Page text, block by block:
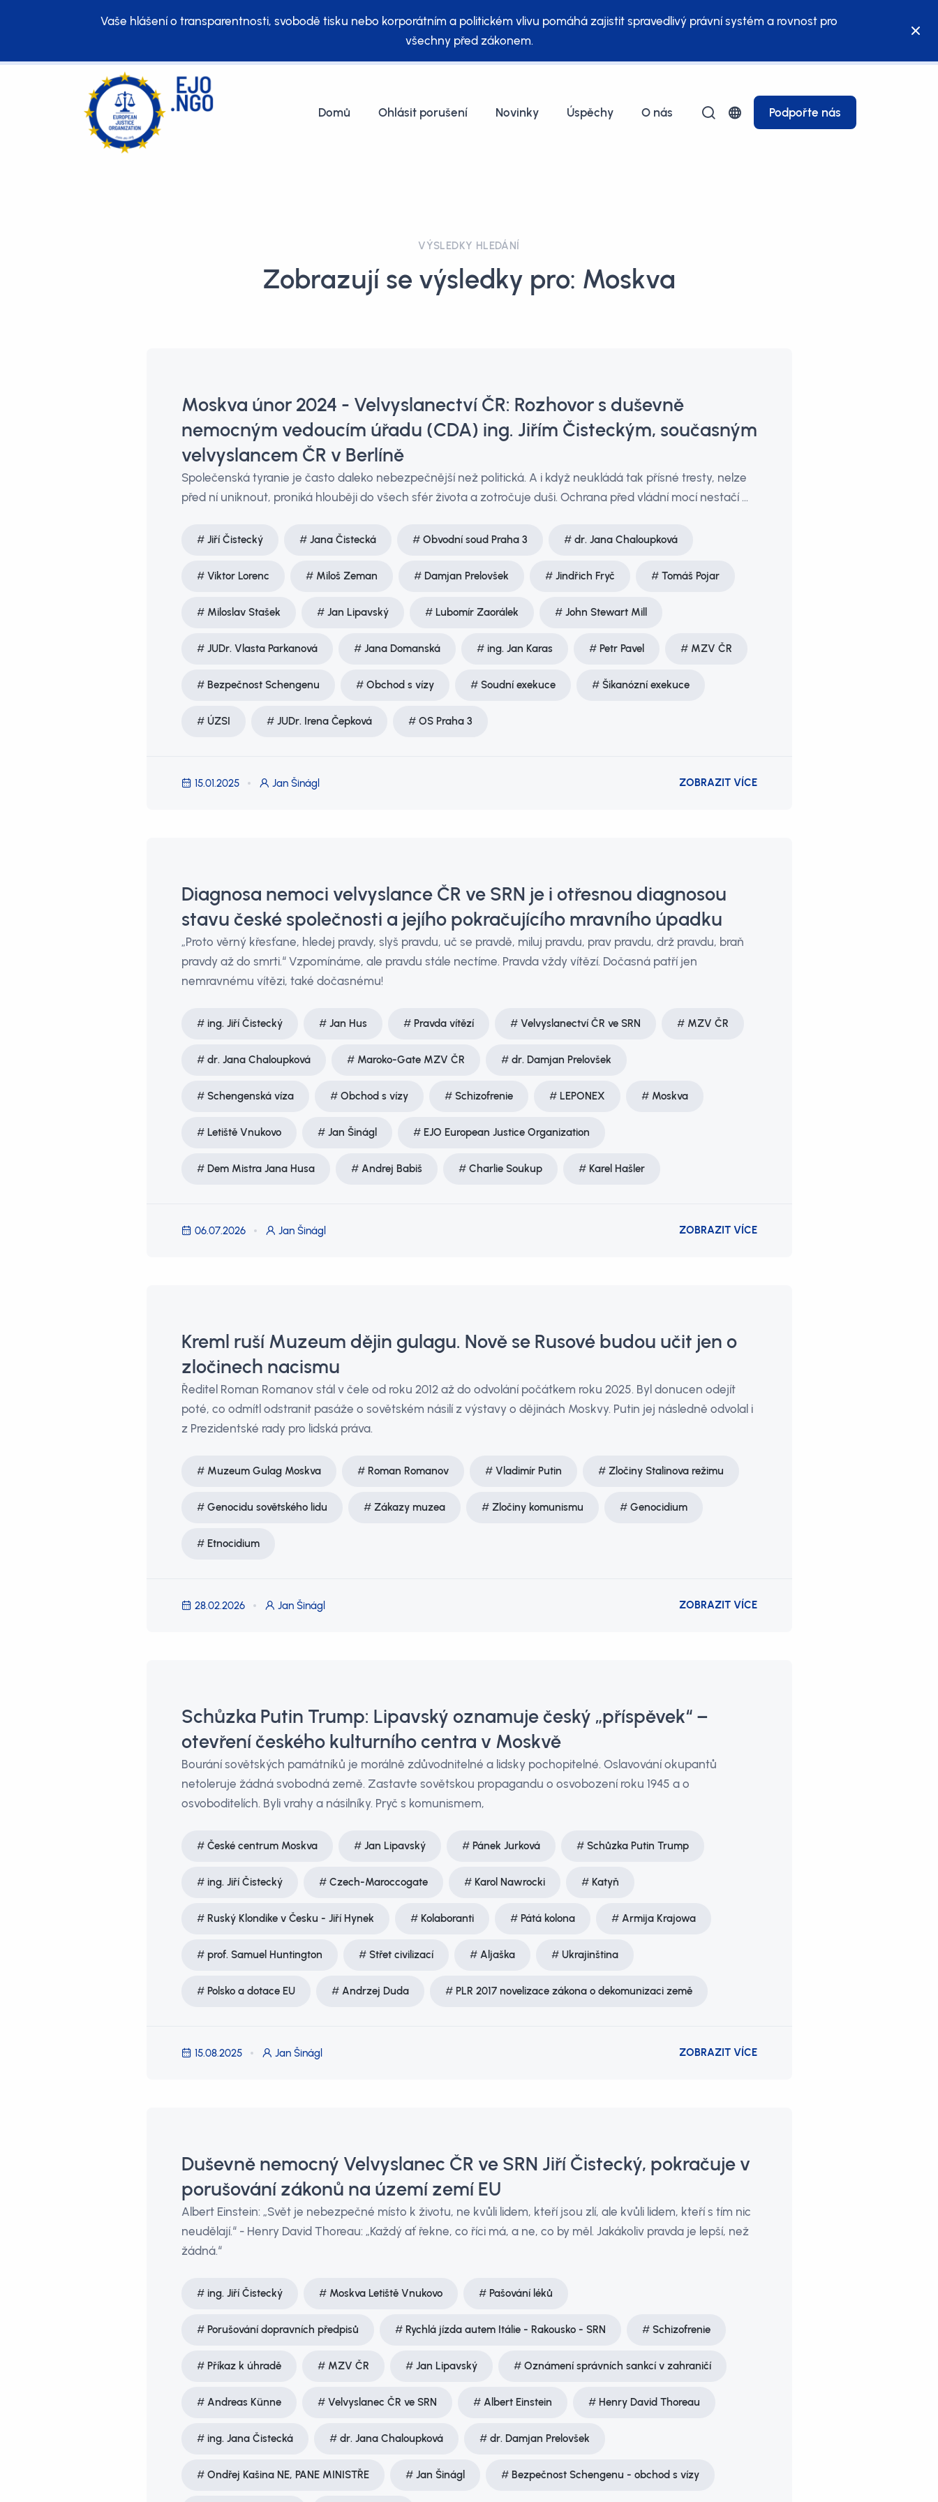
Vaše hlášení o transparentnosti, svobodě tisku nebo korporátním a politickém vlivu pomáhá zajistit spravedlivý právní systém a rovnost pro
všechny před zákonem.
Domů Ohlásit porušení Novinky Úspěchy O nás Podpořte nás
VÝSLEDKY HLEDÁNÍ
Zobrazují se výsledky pro: Moskva
Moskva únor 2024 - Velvyslanectví ČR: Rozhovor s duševně
nemocným vedoucím úřadu (CDA) ing. Jiřím Čisteckým, současným
velvyslancem ČR v Berlíně
Společenská tyranie je často daleko nebezpečnější než politická. A i když neukládá tak přísné tresty, nelze
před ní uniknout, proniká hlouběji do všech sfér života a zotročuje duši. Ochrana před vládní mocí nestačí ...
Jiří Čistecký Jana Čistecká Obvodní soud Praha 3 dr. Jana Chaloupková
Viktor Lorenc Miloš Zeman Damjan Prelovšek Jindřich Fryč Tomáš Pojar
Miloslav Stašek Jan Lipavský Lubomír Zaorálek John Stewart Mill
JUDr. Vlasta Parkanová Jana Domanská ing. Jan Karas Petr Pavel MZV ČR
Bezpečnost Schengenu Obchod s vízy Soudní exekuce Šikanózní exekuce
ÚZSI JUDr. Irena Čepková OS Praha 3
15.01.2025 Jan Šinágl ZOBRAZIT VÍCE
Diagnosa nemoci velvyslance ČR ve SRN je i otřesnou diagnosou
stavu české společnosti a jejího pokračujícího mravního úpadku
„Proto věrný křesťane, hledej pravdy, slyš pravdu, uč se pravdě, miluj pravdu, prav pravdu, drž pravdu, braň
pravdy až do smrti.“ Vzpomínáme, ale pravdu stále nectíme. Pravda vždy vítězí. Dočasná patří jen
nemravnému vítězi, také dočasnému!
ing. Jiří Čistecký Jan Hus Pravda vítězí Velvyslanectví ČR ve SRN MZV ČR
dr. Jana Chaloupková Maroko-Gate MZV ČR dr. Damjan Prelovšek
Schengenská víza Obchod s vízy Schizofrenie LEPONEX Moskva
Letiště Vnukovo Jan Šinágl EJO European Justice Organization
Dem Mistra Jana Husa Andrej Babiš Charlie Soukup Karel Hašler
06.07.2026 Jan Šinágl ZOBRAZIT VÍCE
Kreml ruší Muzeum dějin gulagu. Nově se Rusové budou učit jen o
zločinech nacismu
Ředitel Roman Romanov stál v čele od roku 2012 až do odvolání počátkem roku 2025. Byl donucen odejít
poté, co odmítl odstranit pasáže o sovětském násilí z výstavy o dějinách Moskvy. Putin jej následně odvolal i
z Prezidentské rady pro lidská práva.
Muzeum Gulag Moskva Roman Romanov Vladimír Putin Zločiny Stalinova režimu
Genocidu sovětského lidu Zákazy muzea Zločiny komunismu Genocidium
Etnocidium
28.02.2026 Jan Šinágl ZOBRAZIT VÍCE
Schůzka Putin Trump: Lipavský oznamuje český „příspěvek“ –
otevření českého kulturního centra v Moskvě
Bourání sovětských památníků je morálně zdůvodnitelné a lidsky pochopitelné. Oslavování okupantů
netoleruje žádná svobodná země. Zastavte sovětskou propagandu o osvobození roku 1945 a o
osvoboditelích. Byli vrahy a násilníky. Pryč s komunismem,
České centrum Moskva Jan Lipavský Pánek Jurková Schůzka Putin Trump
ing. Jiří Čistecký Czech-Maroccogate Karol Nawrocki Katyň
Ruský Klondike v Česku - Jiří Hynek Kolaboranti Pátá kolona Armija Krajowa
prof. Samuel Huntington Střet civilizací Aljaška Ukrajinština
Polsko a dotace EU Andrzej Duda PLR 2017 novelizace zákona o dekomunizaci země
15.08.2025 Jan Šinágl ZOBRAZIT VÍCE
Duševně nemocný Velvyslanec ČR ve SRN Jiří Čistecký, pokračuje v
porušování zákonů na území zemí EU
Albert Einstein: „Svět je nebezpečné místo k životu, ne kvůli lidem, kteří jsou zlí, ale kvůli lidem, kteří s tím nic
neudělají.“ - Henry David Thoreau: „Každý ať řekne, co říci má, a ne, co by měl. Jakákoliv pravda je lepší, než
žádná.“
ing. Jiří Čistecký Moskva Letiště Vnukovo Pašování léků
Porušování dopravních předpisů Rychlá jízda autem Itálie - Rakousko - SRN Schizofrenie
Příkaz k úhradě MZV ČR Jan Lipavský Oznámení správních sankcí v zahraničí
Andreas Künne Velvyslanec ČR ve SRN Albert Einstein Henry David Thoreau
ing. Jana Čistecká dr. Jana Chaloupková dr. Damjan Prelovšek
Ondřej Kašina NE, PANE MINISTŘE Jan Šinágl Bezpečnost Schengenu - obchod s vízy